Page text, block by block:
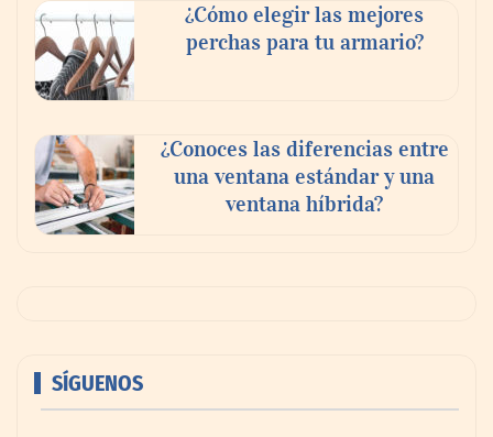
¿Cómo elegir las mejores
perchas para tu armario?
¿Conoces las diferencias entre
una ventana estándar y una
ventana híbrida?
SÍGUENOS